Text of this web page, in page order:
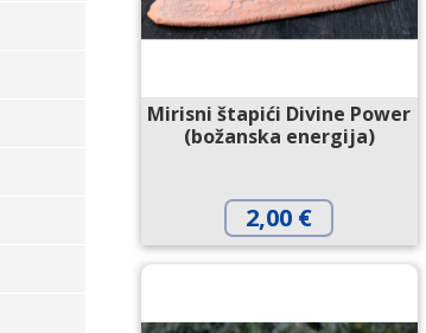
Mirisni štapići Divine Power
(božanska energija)
2,00 €